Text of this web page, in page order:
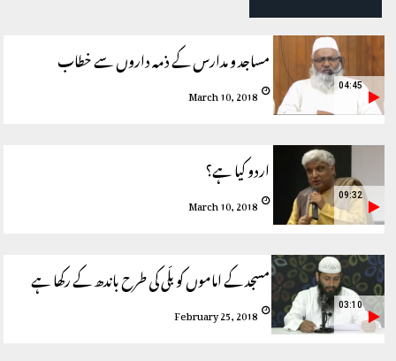
مساجد و مدارس کے ذمہ داروں سے خطاب
March 10, 2018 04:45
اردو کیا ہے؟
March 10, 2018 09:32
مسجد کے اماموں کو بلّی کی طرح باندھ کے رکھا ہے
February 25, 2018 03:10